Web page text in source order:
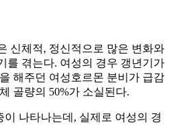
신체적, 정신적으로 많은 변화와
를 겪는다. 여성의 경우 갱년기가
해주던 여성호르몬 분비가 급감
골량의 50%가 소실된다.
나타나는데, 실제로 여성의 경